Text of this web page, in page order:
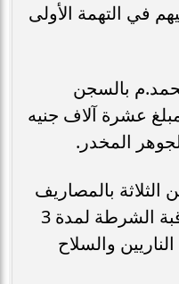
إليهم في التهمة الأولى
بالسجن
مبلغ عشرة آلاف جنيه
المخدر.
الثلاثة بالمصاريف
الجنائية، ووضعهم تحت مراقبة الشرطة لمدة 3
والسلاح